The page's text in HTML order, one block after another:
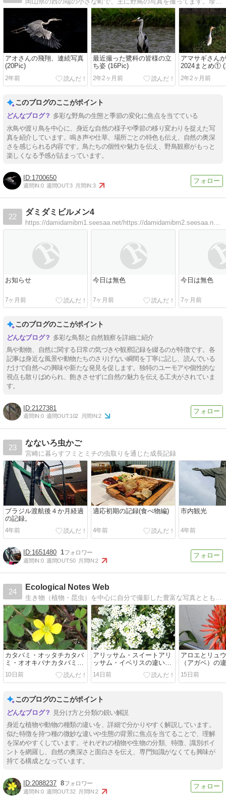
アオさんの飛翔、連続写真
(20Pic)
2年前
最近撮った鷺科の皆様の立
ち姿 (16Pic)
2年2ヶ月前
アマサギさん
2024まとめ①
2年2ヶ月前
このブログのここがポイント
多彩な野鳥の生態と季節の変化に焦点を当てている
水鳥や渡り鳥を中心に、身近な自然の様子や季節の移り変わりを捉えた写
真を紹介しています。鳴き声や仕草、場所ごとの特色も伝え、自然の奥深
さを感じられる内容です。鳥たちの個性や魅力を伝え、野鳥観察がもっと
楽しくなる予感が詰まっています。
1700650
週間IN:0 週間OUT:3 月間IN:3
22
ダミダミビルメン4
https://damidamibm1.seesaa.net/https://damidamibm2.seesaa.net/https://damidamibm3.seesaa.net/の続きです。
お知らせ
7ヶ月前
今日は無色
7ヶ月前
今日は無色
7ヶ月前
このブログのここがポイント
多彩な鳥類と自然観察を詳細に紹介
鳥や動物、自然に関する日常の気づきや観察記録を綴るのが特徴です。各
記事は身近な風景や動物たちのさりげない瞬間を丁寧に記し、読んでいる
だけで自然への興味や新たな発見を促します。独特のユーモアや個性的な
視点も散りばめられ、飽きさせずに自然の魅力を伝える工夫がされていま
す。
2127381
週間IN:0 週間OUT:102 月間IN:2
23
なないろ虫かご
宮崎に暮らすフミとミチの虫取りを通じた成長記録
ブラジル渡航後４か月経過
の記録。
4年前
適応初期の記録(食べ物編)
4年前
市内観光
4年前
1651480 1
週間IN:0 週間OUT:50 月間IN:2
24
Ecological Notes Web
生き物（植物・昆虫）を中心に自分で撮影した豊富な写真とともに、生態を科学的に解説していきます。関係のない趣味の記事もたまに書くかも？
カタバミ・オッタチカタバ
ミ・オオキバナカタバミの
違いは？タチカタバミとの
違いは？似た種類の見分け
方を解説
10日前
アリッサム・スイートアリ
ッサム・イベリスの違い
は？似た種類の見分け方を
解説
14日前
アロエとリュ
（アガベ）の
種類の見分け
15日前
このブログのここがポイント
見分け方と分類の鋭い解説
身近な植物や動物の種類の違いを、詳細で分かりやすく解説しています。
似た特徴を持つ種の微妙な違いや生態の背景に焦点を当てることで、理解
を深めやすくしています。それぞれの植物や生物の分類、特徴、識別ポイ
ントを網羅し、自然の奥深さと面白さを伝え、専門知識がなくても興味が
持てる構成となっています。
2088237 8
週間IN:0 週間OUT:32 月間IN:2